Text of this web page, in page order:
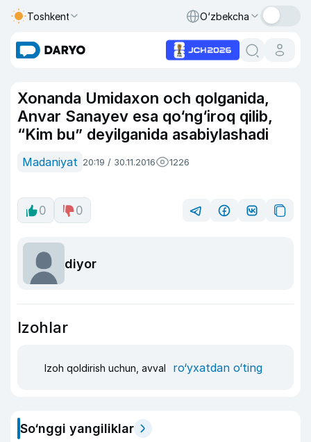
Toshkent O‘zbekcha
Xonanda Umidaxon och qolganida,
Anvar Sanayev esa qo‘ng‘iroq qilib,
“Kim bu” deyilganida asabiylashadi
Madaniyat 20:19 / 30.11.2016 1226
0 0
diyor
Izohlar
Izoh qoldirish uchun, avval ro‘yxatdan o‘ting
So‘nggi yangiliklar